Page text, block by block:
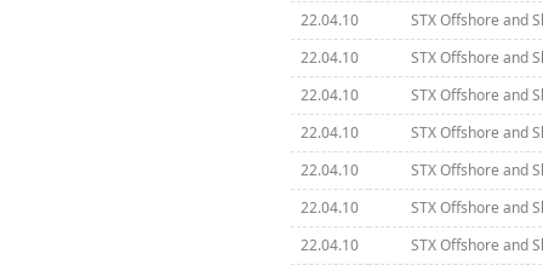
22.04.10
STX Offshore and
22.04.10
STX Offshore and
22.04.10
STX Offshore and
22.04.10
STX Offshore and
22.04.10
STX Offshore and
22.04.10
STX Offshore and
22.04.10
STX Offshore and